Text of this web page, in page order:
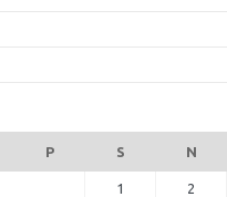
P S N
1 2